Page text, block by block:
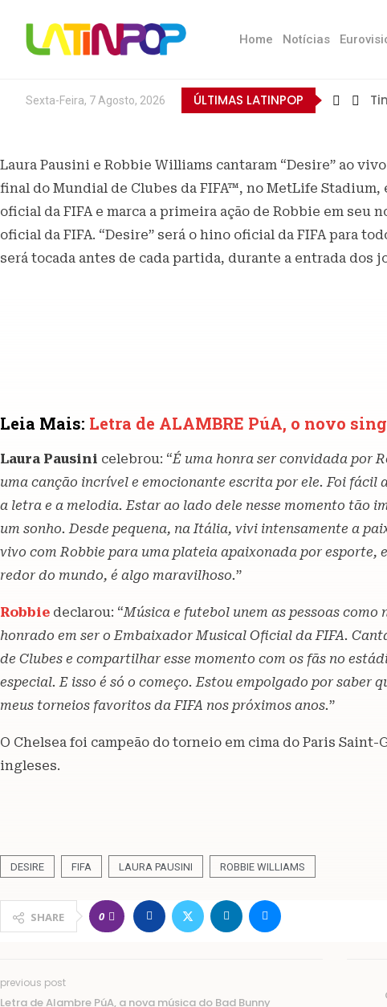
Home Notícias
Sexta-Feira, 7 Agosto, 2026 ÚLTIMAS LATINPOP
Laura Pausini e Robbie Williams cantaram “Desire” ao
final do Mundial de Clubes da FIFA™, no MetLife Stadium,
oficial da FIFA e marca a primeira ação de Robbie em seu
oficial da FIFA. “Desire” será o hino oficial da FIFA para
será tocada antes de cada partida, durante a entrada dos
Leia Mais: Letra de ALAMBRE PúA, o novo
Laura Pausini celebrou: “É uma honra ser convidada por
uma canção incrível e emocionante escrita por ele. Foi fácil
a letra e a melodia. Estar ao lado dele nesse momento tão
um sonho. Desde pequena, na Itália, vivi intensamente a
vivo com Robbie para uma plateia apaixonada por esporte,
redor do mundo, é algo maravilhoso.”
Robbie declarou: “Música e futebol unem as pessoas
honrado em ser o Embaixador Musical Oficial da FIFA.
de Clubes e compartilhar esse momento com os fãs no
especial. E isso é só o começo. Estou empolgado por saber
meus torneios favoritos da FIFA nos próximos anos.”
O Chelsea foi campeão do torneio em cima do Paris Saint-
ingleses.
DESIRE FIFA LAURA PAUSINI ROBBIE WILLIAMS
SHARE 0
previous post
Letra de Alambre PúA, a nova música do Bad Bunny